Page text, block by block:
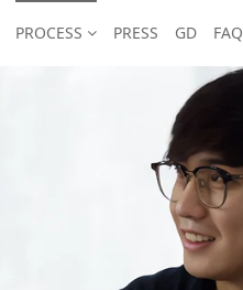
PROCESS PRESS GD FAQ